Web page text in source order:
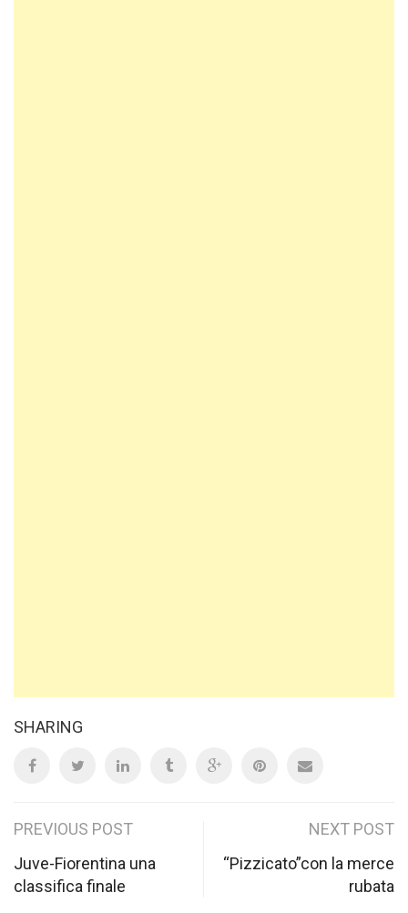
SHARING
Post
navigation
PREVIOUS POST
Juve-Fiorentina una
classifica finale
NEXT POST
“Pizzicato”con la merce
rubata